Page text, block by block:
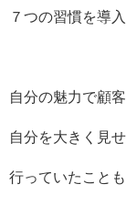
７つの習慣を導
自分の魅力で顧
自分を大きく見
行っていたこと